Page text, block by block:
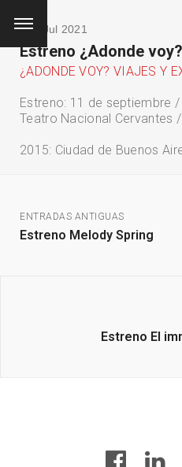
/ 09 Jul 2021
Estreno ¿Adonde
¿ADONDE VOY? VIAJES Y
Estreno: 11 de septiembre
Teatro Nacional Cervantes
2015: Ciudad de Buenos
ENTRADAS ANTIGUAS
Estreno Melody Spring
Estreno El